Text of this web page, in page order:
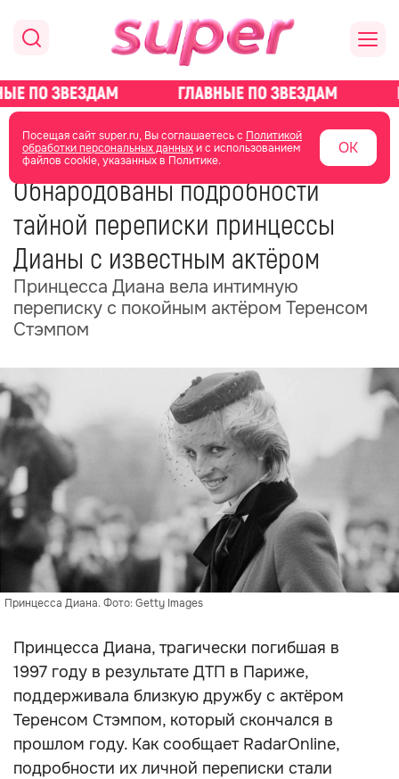
Посещая сайт super.ru, Вы соглашаетесь с Политикой
обработки персональных данныхи с использованием
файлов cookie, указанных в Политике.
ОК
главная новости о звездах новости
15 июня 11:57
Обнародованы подробности
тайной переписки принцессы
Дианы с известным актёром
Принцесса Диана вела интимную
переписку с покойным актёром Теренсом
Стэмпом
Принцесса Диана. Фото: Getty Images
Принцесса Диана, трагически погибшая в
1997 году в результате ДТП в Париже,
поддерживала близкую дружбу с актёром
Теренсом Стэмпом, который скончался в
прошлом году. Как сообщает RadarOnline,
подробности их личной переписки стали